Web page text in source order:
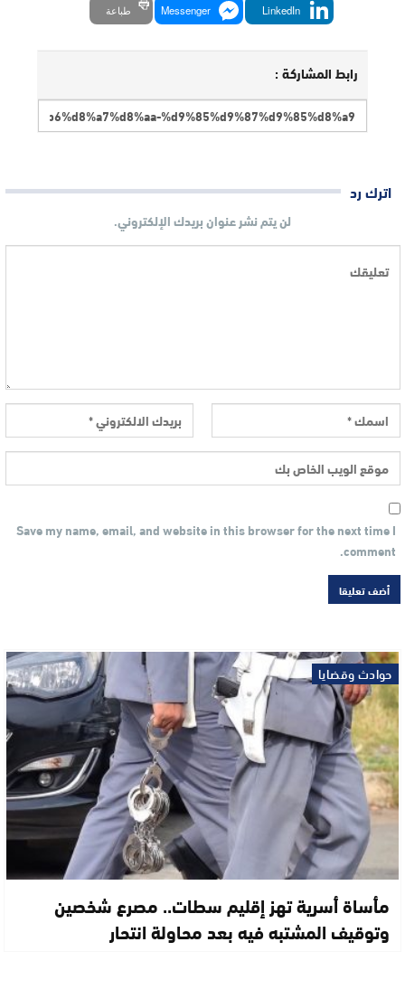
LinkedIn
Messenger طباعة
رابط المشاركة :
اترك رد
لن يتم نشر عنوان بريدك الإلكتروني.
Save my name, email, and website in this browser for the next time I
comment.
حوادث وقضايا
مأساة أسرية تهز إقليم سطات.. مصرع شخصين
وتوقيف المشتبه فيه بعد محاولة انتحار